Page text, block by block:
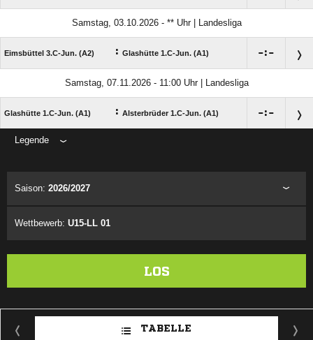
Samstag, 03.10.2026 - ** Uhr | Landesliga
Eimsbüttel 3.C-Jun. (A2) : Glashütte 1.C-Jun. (A1) :
Samstag, 07.11.2026 - 11:00 Uhr | Landesliga
Glashütte 1.C-Jun. (A1) : Alsterbrüder 1.C-Jun. (A1) :
Legende
Saison: 2026/2027
Wettbewerb: U15-LL 01
LOS
TABELLE